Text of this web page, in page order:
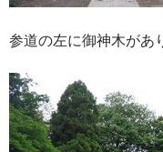
参道の左に御神木があ